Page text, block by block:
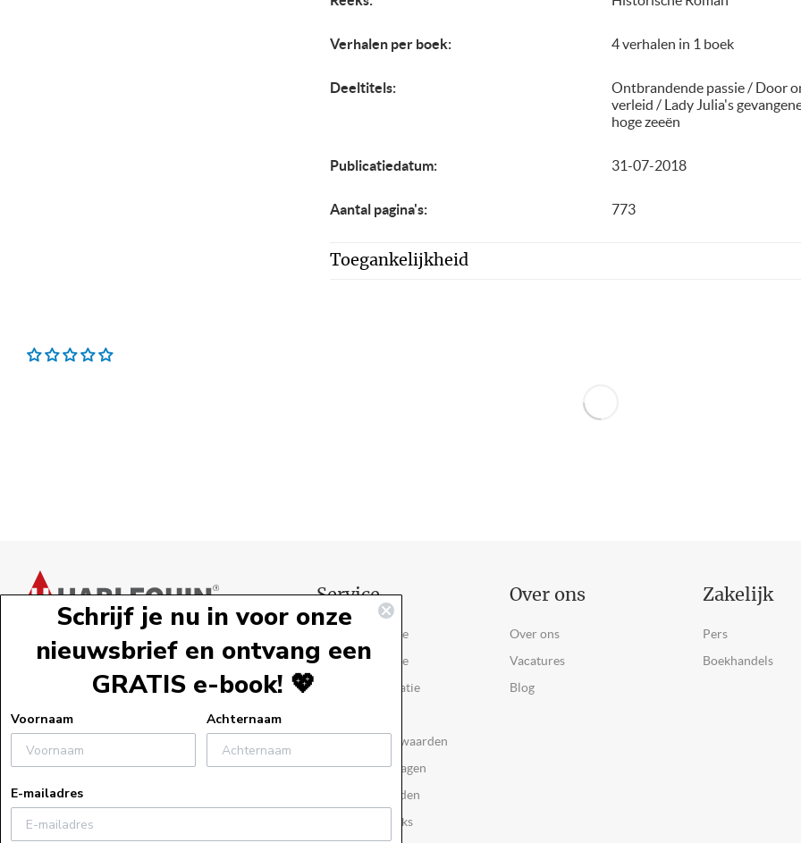
Verhalen per boek: 4 verhalen in 1 boek
Deeltitels:
Ontbrandende passie / Door
verleid / Lady Julia's
hoge zeeën
Publicatiedatum: 31-07-2018
Aantal pagina's: 773
Toegankelijkheid
Service
Webshopservice
Bestelinformatie
Verzendinformatie
Algemene voorwaarden
Veelgestelde vragen
Actievoorwaarden
Uitleg bij e-books
Over ons
Over ons
Vacatures
Blog
Zakelijk
Pers
Boekhandels
Schrijf je nu in voor onze
nieuwsbrief en ontvang een
GRATIS e-book! 💖
Voornaam Achternaam
E-mailadres